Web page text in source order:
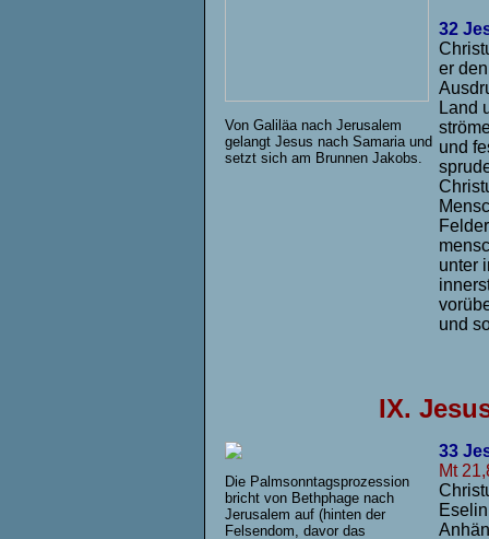
Von Galiläa nach Jerusalem
gelangt Jesus nach Samaria und
setzt sich am Brunnen Jakobs.
32
er
Land
und
unter
und
IX.
Die Palmsonntagsprozession
bricht von Bethphage nach
Jerusalem auf (hinten der
Felsendom, davor das
33
Mt